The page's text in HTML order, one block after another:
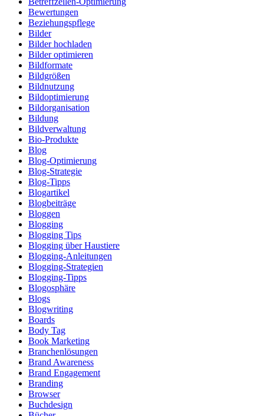
Bewertungen
Beziehungspflege
Bilder
Bilder hochladen
Bilder optimieren
Bildformate
Bildgrößen
Bildnutzung
Bildoptimierung
Bildorganisation
Bildung
Bildverwaltung
Bio-Produkte
Blog
Blog-Optimierung
Blog-Strategie
Blog-Tipps
Blogartikel
Blogbeiträge
Bloggen
Blogging
Blogging Tips
Blogging über Haustiere
Blogging-Anleitungen
Blogging-Strategien
Blogging-Tipps
Blogosphäre
Blogs
Blogwriting
Boards
Body Tag
Book Marketing
Branchenlösungen
Brand Awareness
Brand Engagement
Branding
Browser
Buchdesign